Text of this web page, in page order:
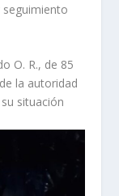
O. R., de 85
la autoridad
situación